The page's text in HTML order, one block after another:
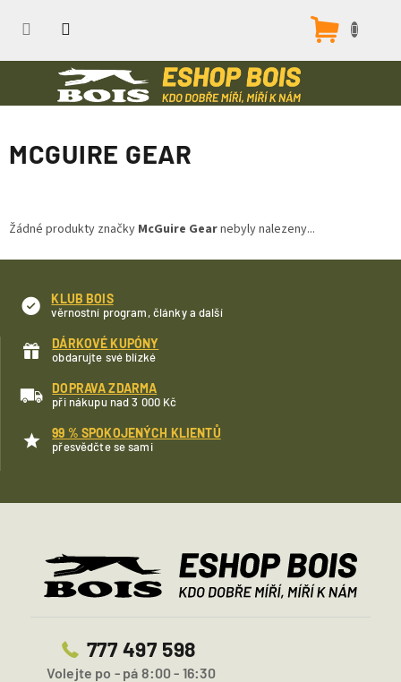
MCGUIRE GEAR
Žádné produkty značky McGuire Gearnebyly nalezeny...
KLUB BOIS
věrnostní program, články a další
DÁRKOVÉ KUPÓNY
obdarujte své blízké
DOPRAVA ZDARMA
při nákupu nad 3 000 Kč
99 % SPOKOJENÝCH KLIENTŮ
přesvědčte se sami
777 497 598
Volejte po - pá 8:00 - 16:30